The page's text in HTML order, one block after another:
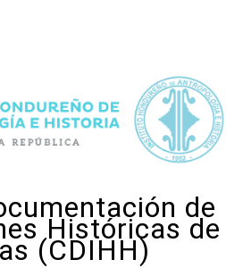
de
Históricas de
(CDIHH)